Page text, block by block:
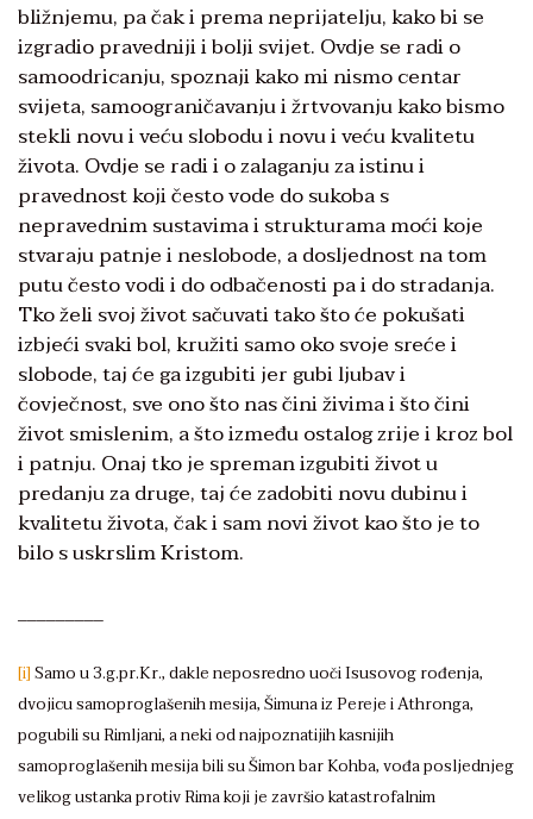
bližnjemu, pa čak i prema neprijatelju, kako bi se
izgradio pravedniji i bolji svijet. Ovdje se radi o
samoodricanju, spoznaji kako mi nismo centar
svijeta, samoograničavanju i žrtvovanju kako bismo
stekli novu i veću slobodu i novu i veću kvalitetu
života. Ovdje se radi i o zalaganju za istinu i
pravednost koji često vode do sukoba s
nepravednim sustavima i strukturama moći koje
stvaraju patnje i neslobode, a dosljednost na tom
putu često vodi i do odbačenosti pa i do stradanja.
Tko želi svoj život sačuvati tako što će pokušati
izbjeći svaki bol, kružiti samo oko svoje sreće i
slobode, taj će ga izgubiti jer gubi ljubav i
čovječnost, sve ono što nas čini živima i što čini
život smislenim, a što između ostalog zrije i kroz bol
i patnju. Onaj tko je spreman izgubiti život u
predanju za druge, taj će zadobiti novu dubinu i
kvalitetu života, čak i sam novi život kao što je to
bilo s uskrslim Kristom.
_________
[i]Samo u 3.g.pr.Kr., dakle neposredno uoči Isusovog rođenja,
dvojicu samoproglašenih mesija, Šimuna iz Pereje i Athronga,
pogubili su Rimljani, a neki od najpoznatijih kasnijih
samoproglašenih mesija bili su Šimon bar Kohba, vođa posljednjeg
velikog ustanka protiv Rima koji je završio katastrofalnim